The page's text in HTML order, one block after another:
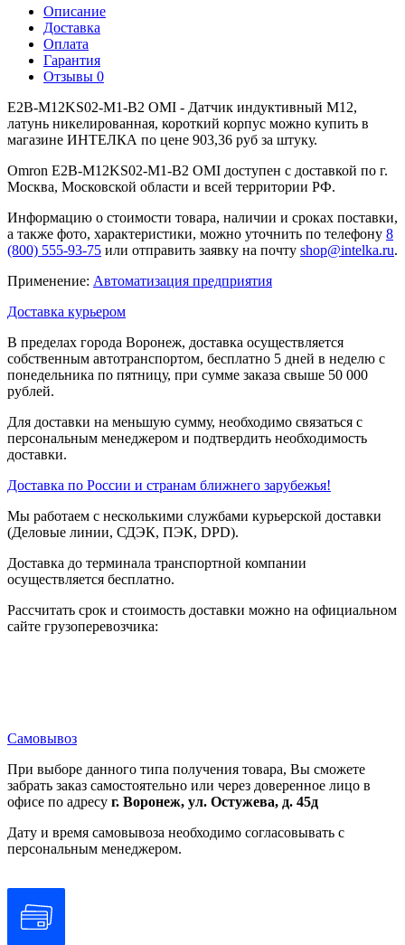
Описание
Доставка
Оплата
Гарантия
Отзывы 0
E2B-M12KS02-M1-B2 OMI - Датчик индуктивный M12,
латунь никелированная, короткий корпус можно купить в
магазине ИНТЕЛКА по цене 903,36 руб за штуку.
Omron E2B-M12KS02-M1-B2 OMI доступен с доставкой по г.
Москва, Московской области и всей территории РФ.
Информацию о стоимости товара, наличии и сроках поставки,
а также фото, характеристики, можно уточнить по телефону 8
(800) 555-93-75 или отправить заявку на почту shop@intelka.ru.
Применение: Автоматизация предприятия
Доставка курьером
В пределах города Воронеж, доставка осуществляется
собственным автотранспортом, бесплатно 5 дней в неделю с
понедельника по пятницу, при сумме заказа свыше 50 000
рублей.
Для доставки на меньшую сумму, необходимо связаться с
персональным менеджером и подтвердить необходимость
доставки.
Доставка по России и странам ближнего зарубежья!
Мы работаем с несколькими службами курьерской доставки
(Деловые линии, СДЭК, ПЭК, DPD).
Доставка до терминала транспортной компании
осуществляется бесплатно.
Рассчитать срок и стоимость доставки можно на официальном
сайте грузоперевозчика:
Самовывоз
При выборе данного типа получения товара, Вы сможете
забрать заказ самостоятельно или через доверенное лицо в
офисе по адресу г. Воронеж, ул. Остужева, д. 45д
Дату и время самовывоза необходимо согласовывать с
персональным менеджером.